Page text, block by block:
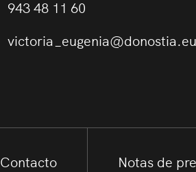
943 48 11 60
Contacto Notas de